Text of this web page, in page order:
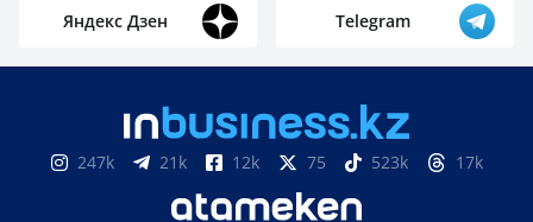
Яндекс Дзен Telegram
247k 21k 12k 75 523k 17k